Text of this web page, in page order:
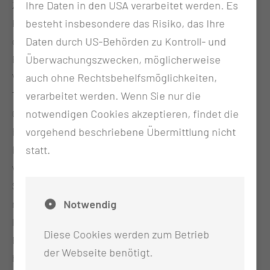
Zur Behandlung eines Vorhofflimmerns kann ein
Kathetereingriff in der linken Herzvorkammer
durchgeführt werden. Doch jede interventionelle
Behandlung ist mit Risiken verbunden. Durch die
Verödungsenergie im Herzen entsteht Hitze mit
Temperaturen im Gewebe von mehr als 70 Grad
Celsius. Die Hitze klingt mit zunehmender
Entfernung zum Verödungsort in der linken
Herzvorkammer ab. Besondere Beachtung
verdienen hierbei mögliche Beschädigungen der
Speiseröhre. Die Vorderwand der Speiseröhre ist
nur vier bis fünf Millimeter von der Hinterwand der
linken Herzvorkammer entfernt. Der Chefarzt der
Rhythmologie erläutert: „Ein thermisch
hervorgerufenes Loch in der Speiseröhre entsteht
Ihre Daten in den USA verarbeitet werden. Es
besteht insbesondere das Risiko, das Ihre
Daten durch US-Behörden zu Kontroll- und
Überwachungszwecken, möglicherweise
auch ohne Rechtsbehelfsmöglichkeiten,
verarbeitet werden. Wenn Sie nur die
notwendigen Cookies akzeptieren, findet die
vorgehend beschriebene Übermittlung nicht
statt.
Notwendig
Diese Cookies werden zum Betrieb
der Webseite benötigt.